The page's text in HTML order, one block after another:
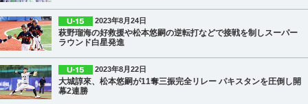
2023年8月24日
萩野瑠海の好救援や松本悠嗣の逆転打などで接戦を制しスーパー
ラウンド白星発進
2023年8月22日
大城諄來、松本悠嗣が11奪三振完全リレー パキスタンを圧倒し開
幕2連勝